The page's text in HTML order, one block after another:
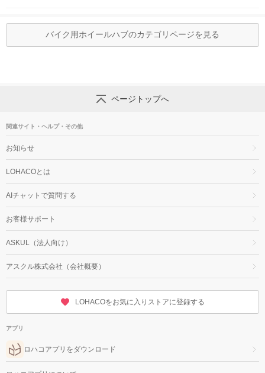
バイク用ホイールハブのカテゴリページを見る
ページトップへ
関連サイト・ヘルプ・その他
お知らせ
LOHACOとは
AIチャットで質問する
お客様サポート
ASKUL（法人向け）
アスクル株式会社（会社概要）
LOHACOをお気に入りストアに登録する
アプリ
ロハコアプリをダウンロード